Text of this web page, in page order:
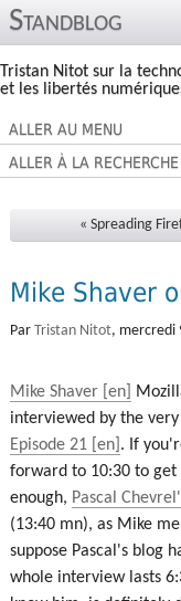
Standblog
Tristan Nitot sur la
et les libertés
ALLER AU MENU
ALLER À LA RECHERCHE
« Spreading
Mike Shaver
Par Tristan Nitot, mercredi
Mike Shaver
interviewed by the
Episode 21
. If
forward to 10:30 to
enough, Pascal
(13:40 mn), as Mike
suppose Pascal's blog
whole interview lasts